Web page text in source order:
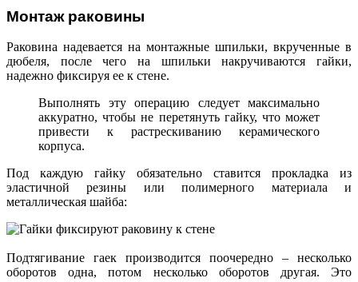
Монтаж раковины
Раковина надевается на монтажные шпильки, вкрученные в
дюбеля, после чего на шпильки накручиваются гайки,
надежно фиксируя ее к стене.
Выполнять эту операцию следует максимально
аккуратно, чтобы не перетянуть гайку, что может
привести к растрескиванию керамического
корпуса.
Под каждую гайку обязательно ставится прокладка из
эластичной резины или полимерного материала и
металлическая шайба:
Подтягивание гаек производится поочередно – несколько
оборотов одна, потом несколько оборотов другая. Это